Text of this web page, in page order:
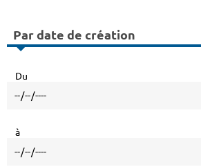
Par date de création
Du
à